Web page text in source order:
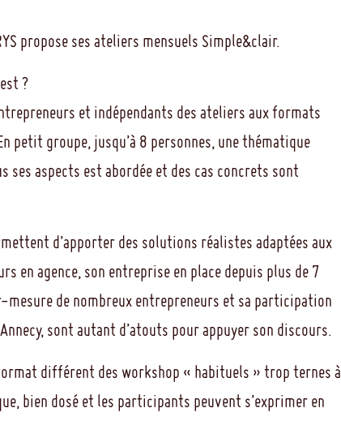
propose ses ateliers mensuels Simple&clair.
?
et indépendants des ateliers aux formats
petit groupe, jusqu’à 8 personnes, une thématique
ses aspects est abordée et des cas concrets sont
d’apporter des solutions réalistes adaptées aux
en agence, son entreprise en place depuis plus de 7
mesure de nombreux entrepreneurs et sa participation
sont autant d’atouts pour appuyer son discours.
différent des workshop « habituels » trop ternes à
bien dosé et les participants peuvent s’exprimer en